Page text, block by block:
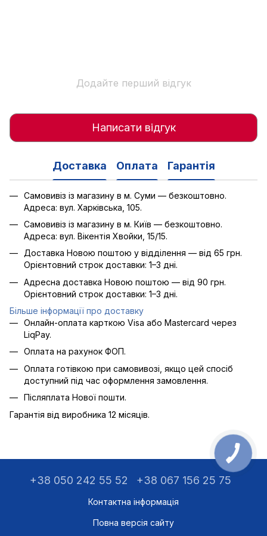
Додайте перший відгук
Написати відгук
Доставка Оплата Гарантія
Самовивіз із магазину в м. Суми — безкоштовно.
Адреса: вул. Харківська, 105.
Самовивіз із магазину в м. Київ — безкоштовно.
Адреса: вул. Вікентія Хвойки, 15/15.
Доставка Новою поштою у відділення — від 65 грн.
Орієнтовний строк доставки: 1–3 дні.
Адресна доставка Новою поштою — від 90 грн.
Орієнтовний строк доставки: 1–3 дні.
Більше інформації про доставку
Онлайн-оплата карткою Visa або Mastercard через
LiqPay.
Оплата на рахунок ФОП.
Оплата готівкою при самовивозі, якщо цей спосіб
доступний під час оформлення замовлення.
Післяплата Нової пошти.
Гарантія від виробника 12 місяців.
+38 050 242 55 52 +38 067 156 25 75
Контактна інформація
Повна версія сайту